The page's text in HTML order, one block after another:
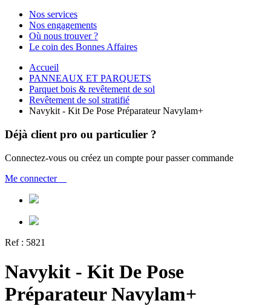
Nos services
Nos engagements
Où nous trouver ?
Le coin des Bonnes Affaires
Accueil
PANNEAUX ET PARQUETS
Parquet bois & revêtement de sol
Revêtement de sol stratifié
Navykit - Kit De Pose Préparateur Navylam+
Déjà client pro ou particulier ?
Connectez-vous ou créez un compte pour passer commande
Me connecter
Ref : 5821
Navykit - Kit De Pose
Préparateur Navylam+